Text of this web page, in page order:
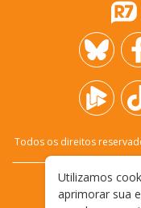
Todos os direitos
Utilizamos
aprimorar sua